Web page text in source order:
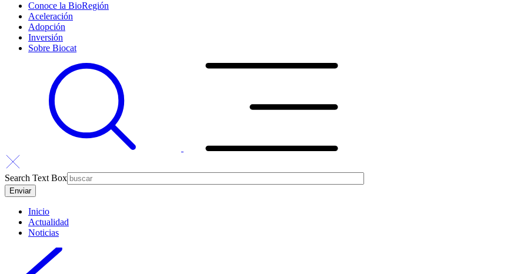
Conoce la BioRegión
Aceleración
Adopción
Inversión
Sobre Biocat
Search Text Box
Inicio
Actualidad
Noticias